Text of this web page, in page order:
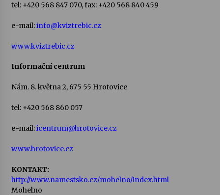
tel: +420 568 847 070, fax: +420 568 840 459
e-mail:info@kviztrebic.cz
www.kviztrebic.cz
Informační centrum
Nám. 8. května 2, 675 55 Hrotovice
tel: +420 568 860 057
e-mail:icentrum@hrotovice.cz
www.hrotovice.cz
KONTAKT:
http://www.namestsko.cz/mohelno/index.html
Mohelno